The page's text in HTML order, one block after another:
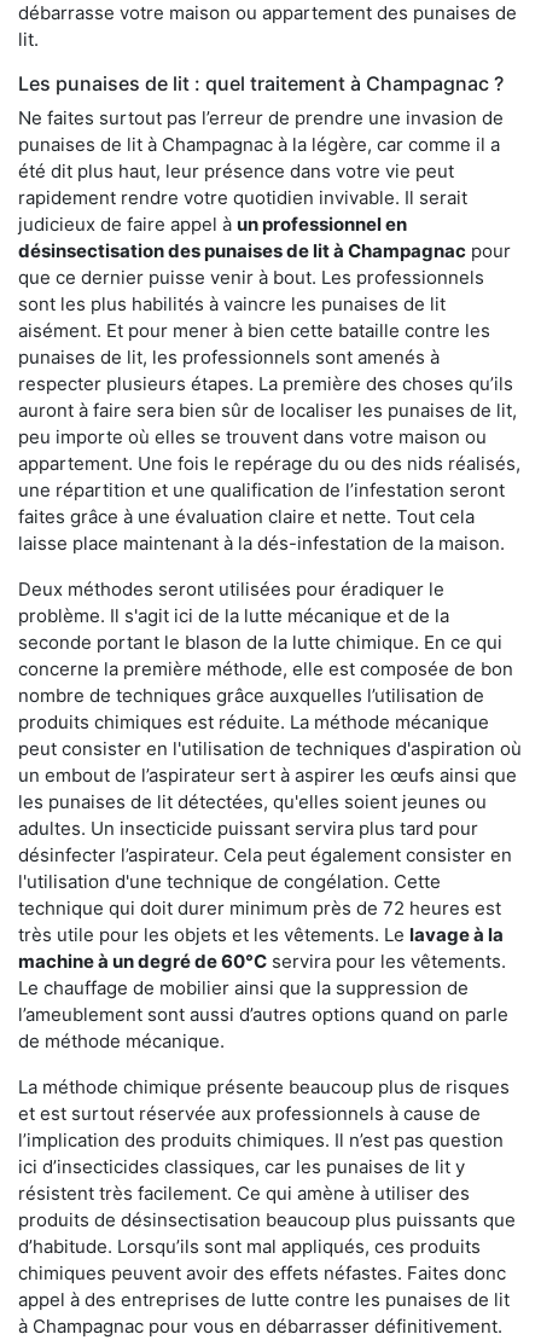
débarrasse votre maison ou appartement des punaises de
lit.
Les punaises de lit : quel traitement à Champagnac ?
Ne faites surtout pas l’erreur de prendre une invasion de
punaises de lit à Champagnac à la légère, car comme il a
été dit plus haut, leur présence dans votre vie peut
rapidement rendre votre quotidien invivable. Il serait
judicieux de faire appel à un professionnel en
désinsectisation des punaises de lit à Champagnac pour
que ce dernier puisse venir à bout. Les professionnels
sont les plus habilités à vaincre les punaises de lit
aisément. Et pour mener à bien cette bataille contre les
punaises de lit, les professionnels sont amenés à
respecter plusieurs étapes. La première des choses qu’ils
auront à faire sera bien sûr de localiser les punaises de lit,
peu importe où elles se trouvent dans votre maison ou
appartement. Une fois le repérage du ou des nids réalisés,
une répartition et une qualification de l’infestation seront
faites grâce à une évaluation claire et nette. Tout cela
laisse place maintenant à la dés-infestation de la maison.
Deux méthodes seront utilisées pour éradiquer le
problème. Il s'agit ici de la lutte mécanique et de la
seconde portant le blason de la lutte chimique. En ce qui
concerne la première méthode, elle est composée de bon
nombre de techniques grâce auxquelles l’utilisation de
produits chimiques est réduite. La méthode mécanique
peut consister en l'utilisation de techniques d'aspiration où
un embout de l’aspirateur sert à aspirer les œufs ainsi que
les punaises de lit détectées, qu'elles soient jeunes ou
adultes. Un insecticide puissant servira plus tard pour
désinfecter l’aspirateur. Cela peut également consister en
l'utilisation d'une technique de congélation. Cette
technique qui doit durer minimum près de 72 heures est
très utile pour les objets et les vêtements. Le lavage à la
machine à un degré de 60°C servira pour les vêtements.
Le chauffage de mobilier ainsi que la suppression de
l’ameublement sont aussi d’autres options quand on parle
de méthode mécanique.
La méthode chimique présente beaucoup plus de risques
et est surtout réservée aux professionnels à cause de
l’implication des produits chimiques. Il n’est pas question
ici d’insecticides classiques, car les punaises de lit y
résistent très facilement. Ce qui amène à utiliser des
produits de désinsectisation beaucoup plus puissants que
d’habitude. Lorsqu’ils sont mal appliqués, ces produits
chimiques peuvent avoir des effets néfastes. Faites donc
appel à des entreprises de lutte contre les punaises de lit
à Champagnac pour vous en débarrasser définitivement.